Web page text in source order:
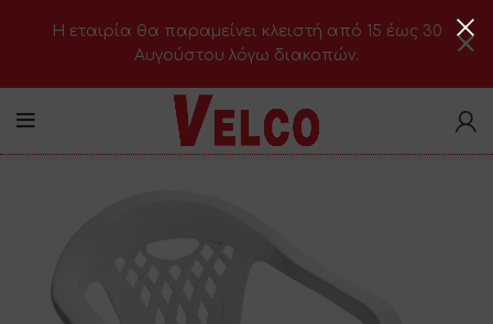
H εταιρία θα παραμείνει κλειστή από 15 έως 30
Αυγούστου λόγω διακοπών.